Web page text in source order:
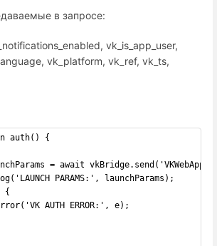
в запросе:
vk_is_app_user,
vk_platform, vk_ref, vk_ts,
auth() {
= await
PARAMS:', launchParams);
{
AUTH ERROR:', e);